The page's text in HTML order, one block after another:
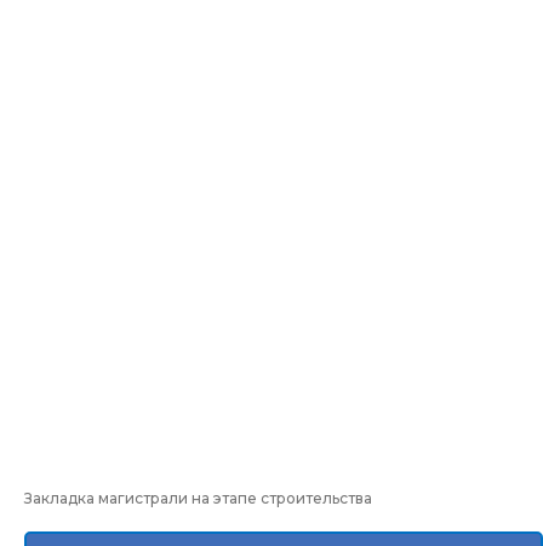
Закладка магистрали на этапе строительства